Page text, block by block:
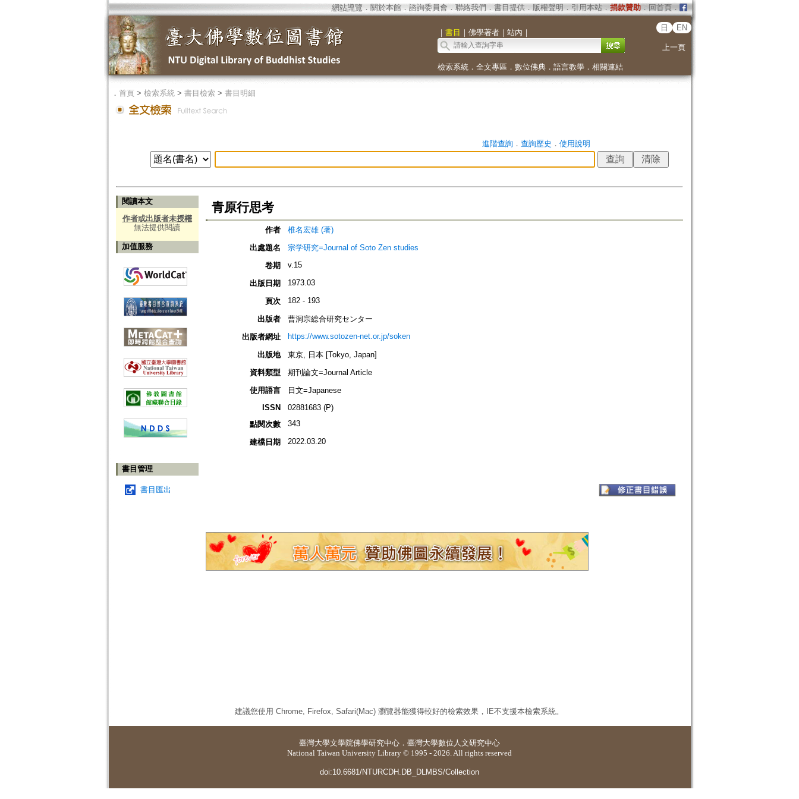
網站導覽 ． 關於本館． 諮詢委員會． 聯絡我們 ． 書目提供． 版權聲明 ． 引用本站． 捐款贊助．回首頁．
｜ 書目 ｜ 佛學著者｜ 站內 ｜
日 EN
上一頁
檢索系統． 全文專區 ． 數位佛典． 語言教學． 相關連結
． 首頁> 檢索系統> 書目檢索> 書目明細
進階查詢． 查詢歷史 ． 使用說明
閱讀本文
作者或出版者未授權
無法提供閱讀
加值服務
書目管理
書目匯出
青原行思考
作者
椎名宏雄 (著)
出處題名
宗学研究=Journal of Soto Zen studies
卷期
v.15
出版日期 1973.03
頁次 182 - 193
出版者
曹洞宗総合研究センター
出版者網址
https://www.sotozen-net.or.jp/soken
出版地
東京, 日本 [Tokyo, Japan]
資料類型
期刊論文=Journal Article
使用語言
日文=Japanese
ISSN
02881683 (P)
點閱次數
343
建檔日期 2022.03.20
建議您使用 Chrome, Firefox, Safari(Mac) 瀏覽器能獲得較好的檢索效果，IE不支援本檢索系統。
臺灣大學文學院佛學研究中心 ． 臺灣大學數位人文研究中心
National Taiwan University Library © 1995 - 2026. All rights reserved
doi:10.6681/NTURCDH.DB_DLMBS/Collection